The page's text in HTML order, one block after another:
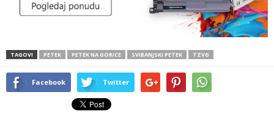
TAGOVI PETEK PETEK NA GORICE SVIBANJSKI PETEK TZVG
Facebook Twitter